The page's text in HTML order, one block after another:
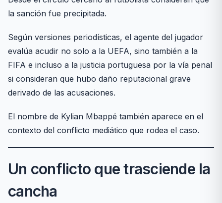
la sanción fue precipitada.
Según versiones periodísticas, el agente del jugador
evalúa acudir no solo a la UEFA, sino también a la
FIFA e incluso a la justicia portuguesa por la vía penal
si consideran que hubo daño reputacional grave
derivado de las acusaciones.
El nombre de Kylian Mbappé también aparece en el
contexto del conflicto mediático que rodea el caso.
Un conflicto que trasciende la
cancha